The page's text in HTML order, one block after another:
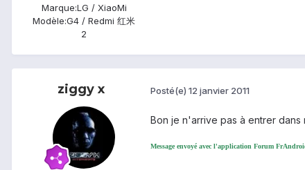
Marque:LG / XiaoMi
Modèle:G4 / Redmi 红米
2
ziggy x Posté(e) 12 janvier 2011
Bon je n'arrive pas à entrer
Message envoyé avec l'application Forum